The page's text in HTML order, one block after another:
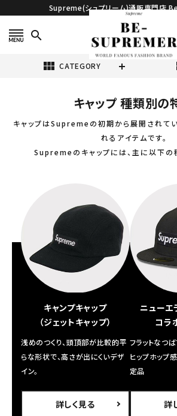
Supreme(シュプリーム)通販専門店
search
view_module CATEGORY
NEW ITEMS
CATEGORY
Tシャツ・ロングスリーブ
パーカー・トレーナー
ジャケット・アウター
キャップ・ハット
ニット帽・ビーニー
バックパック・リュック
キャップ 種類別の
キャップはSupremeの初期から展開されて
れるアイテムです。
Supremeのキャップには、主に以下の
キャンプキャップ
（ジェットキャップ）
浅めのつくり、頭頂部が比較的平
らな形状で、高さが出にくいデザ
イン。
詳しく見る
ニューエ
コラ
フラットなつば
ヒップホップ
定品
詳